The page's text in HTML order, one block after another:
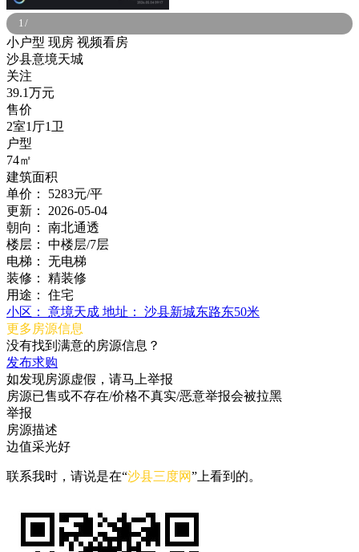
1/
小户型 现房 视频看房
沙县意境天城
关注
39.1万元
售价
2室1厅1卫
户型
74㎡
建筑面积
单价：
5283元/平
更新：
2026-05-04
朝向：
南北通透
楼层：
中楼层/7层
电梯：
无电梯
装修：
精装修
用途：
住宅
小区：
意境天成 地址：
沙县新城东路东50米
更多房源信息
没有找到满意的房源信息？
发布求购
如发现房源虚假，请马上举报
房源已售或不存在/价格不真实/恶意举报会被拉黑
举报
房源描述
边值采光好
联系我时，请说是在“沙县三度网”上看到的。